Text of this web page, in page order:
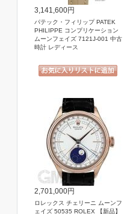
3,141,600円
パテック・フィリップ PATEK
PHILIPPE コンプリケーション
ムーンフェイズ 7121J-001 中古
時計 レディース
2,701,000円
ロレックス チェリーニ ムーンフ
ェイズ 50535 ROLEX 【新品】